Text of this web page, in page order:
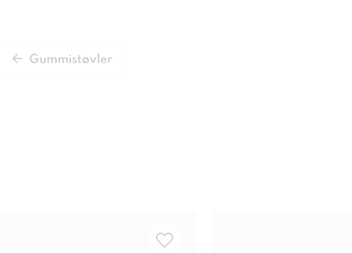
Gummistøvler